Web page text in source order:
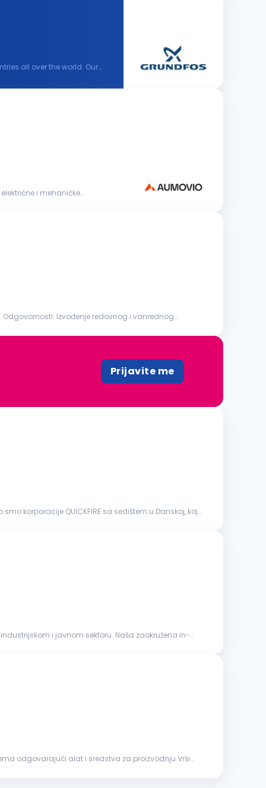
all over the world. Our
redovnog i vanrednog
Prijavite me
korporacije QUICKFIRE sa sedištem u Danskoj, koja
i javnom sektoru. Naša zaokružena in-